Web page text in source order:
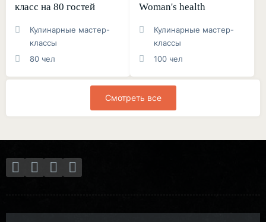
класс на 80 гостей
Кулинарные мастер-
классы
80 чел
Woman's health
Кулинарные мастер-
классы
100 чел
Смотреть все